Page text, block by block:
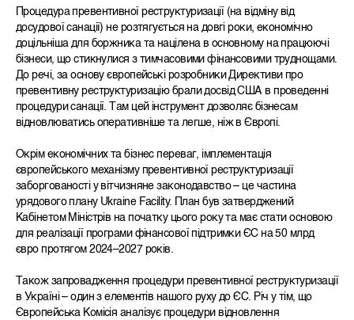
Процедура превентивної реструктуризації (на відміну від
досудової санації) не розтягується на довгі роки, економічно
доцільніша для боржника та націлена в основному на працюючі
бізнеси, що стикнулися з тимчасовими фінансовими труднощами.
До речі, за основу європейські розробники Директиви про
превентивну реструктуризацію брали досвід США в проведенні
процедури санації. Там цей інструмент дозволяє бізнесам
відновлюватись оперативніше та легше, ніж в Європі.
Окрім економічних та бізнес переваг, імплементація
європейського механізму превентивної реструктуризації
заборгованості у вітчизняне законодавство – це частина
урядового плану Ukraine Facility. План був затверджений
Кабінетом Міністрів на початку цього року тамає стати основою
для реалізації програми фінансової підтримки ЄС на 50 млрд
євро протягом 2024–2027 років.
Також запровадження процедури превентивної реструктуризації
в Україні – один з елементів нашого руху до ЄС. Річ у тім, що
Європейська Комісія аналізує процедури відновлення